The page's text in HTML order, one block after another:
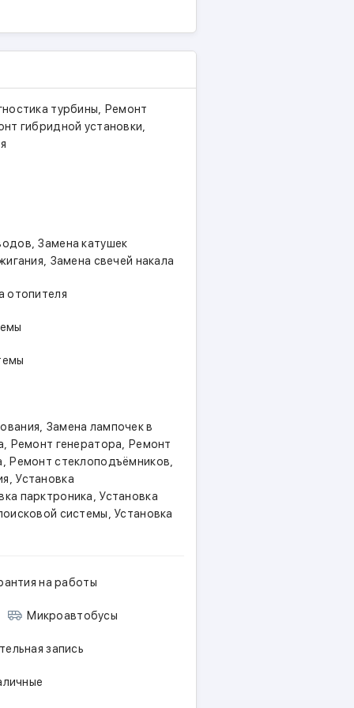
Audi, SEAT, Skoda, Bentley,
DS, Opel и Vauxhall.
авто после воды /
"на столе" для
разборки
турбины, Ремонт
гибридной установки,
,Замена катушек
, Замена свечей накала
отопителя
, Замена лампочек в
, Ремонт генератора,Ремонт
,Ремонт стеклоподъёмников,
,Установка
парктроника,Установка
системы,Установка
на работы
Микроавтобусы
запись